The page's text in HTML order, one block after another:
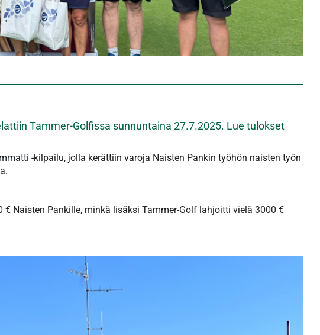
Tammer-Golfissa sunnuntaina 27.7.2025. Lue tulokset
-kilpailu, jolla kerättiin varoja Naisten Pankin työhön naisten työn
Naisten Pankille, minkä lisäksi Tammer-Golf lahjoitti vielä 3000 €